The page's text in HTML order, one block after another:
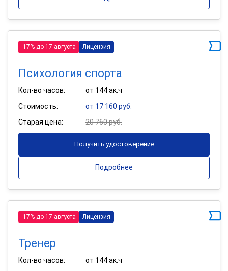
-17% до 17 августа Лицензия
Психология спорта
Кол-во часов:
от 144 ак.ч
Стоимость:
от 17 160 руб.
Старая цена:
20 760 руб.
Получить удостоверение
Подробнее
-17% до 17 августа Лицензия
Тренер
Кол-во часов:
от 144 ак.ч